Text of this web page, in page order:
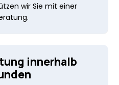
wir Sie mit einer
innerhalb